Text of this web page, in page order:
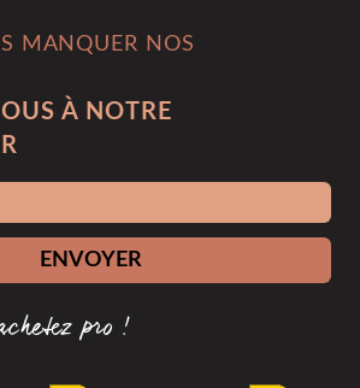
MANQUER NOS
À NOTRE
ENVOYER
pro !